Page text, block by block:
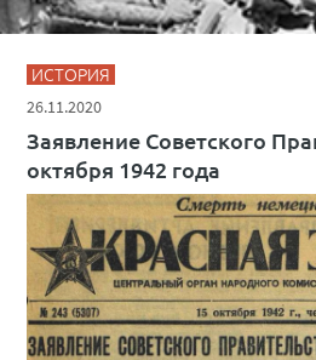
ИСТОРИЯ
26.11.2020
Заявление Советского
октября 1942 года